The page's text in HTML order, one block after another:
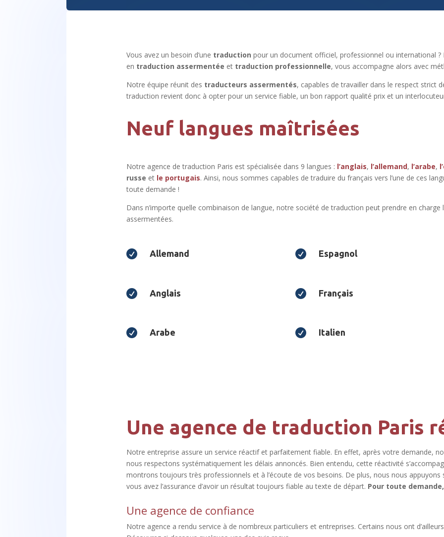
Vous avez un besoin d’une traductionpour un document officiel, professionnel ou international ?
en traduction assermentée et traduction professionnelle, vous accompagne alors avec
Notre équipe réunit des traducteurs assermentés, capables de travailler dans le respect strict
traduction revient donc à opter pour un service fiable, un bon rapport qualité prix et un
Neuf langues maîtrisées
Notre agence de traduction Paris est spécialisée dans 9 langues : l’anglais, l’allemand, l’arabe,
russe et le portugais. Ainsi, nous sommes capables de traduire du français vers l’une de ces
toute demande !
Dans n’importe quelle combinaison de langue, notre société de traduction peut prendre en
assermentées.
 Allemand  Espagnol
 Anglais  Français
 Arabe  Italien
Une agence de traduction Paris
Notre entreprise assure un service réactif et parfaitement fiable. En effet, après votre demande,
nous respectons systématiquement les délais annoncés. Bien entendu, cette réactivité
montrons toujours très professionnels et à l’écoute de vos besoins. De plus, nous nous
vous avez l’assurance d’avoir un résultat toujours fiable au texte de départ. Pour toute demande,
Une agence de confiance
Notre agence a rendu service à de nombreux particuliers et entreprises. Certains nous ont